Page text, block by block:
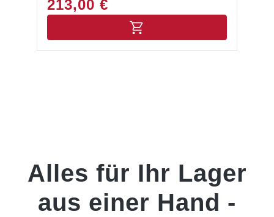
bequem abgenommen und im Container verstaut
schwarz Max. Belastbarkeit: 500 kg/m²
213,00 €
Alles für Ihr Lager
aus einer Hand -